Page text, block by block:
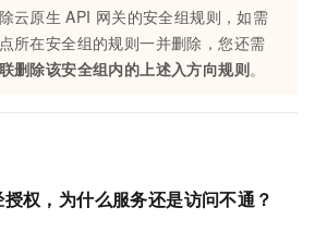
云原生 API 网关的安全组规则，如需
所在安全组的规则一并删除，您还需
删除该安全组内的上述入方向规则。
权，为什么服务还是访问不通？